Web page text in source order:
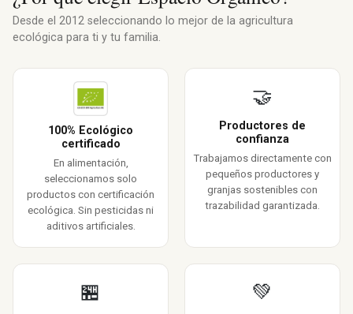
Desde el 2012 seleccionando lo mejor de la agricultura
ecológica para ti y tu familia.
100% Ecológico
certificado
En alimentación,
seleccionamos solo
productos con certificación
ecológica. Sin pesticidas ni
aditivos artificiales.
🤝
Productores de
confianza
Trabajamos directamente con
pequeños productores y
granjas sostenibles con
trazabilidad garantizada.
🏪 💚